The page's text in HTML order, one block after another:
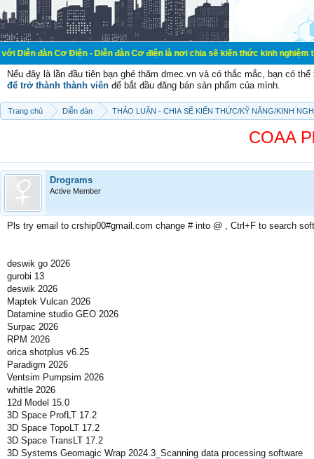
Cơ Điện - Diễn đàn Cơ điện là nơi chia sẽ kiến thức kinh nghiệm trong
Nếu đây là lần đầu tiên bạn ghé thăm dmec.vn và có thắc mắc, bạn có
để trở thành thành viên để bắt đầu đăng bán sản phẩm của mình.
Trang chủ Diễn đàn THẢO LUẬN - CHIA SẼ KIẾN THỨC/KỸ NĂNG/KINH
COAA
Drograms
Active Member
Pls try email to crship00#gmail.com change # into @ , Ctrl+F to search
deswik go 2026
gurobi 13
deswik 2026
Maptek Vulcan 2026
Datamine studio GEO 2026
Surpac 2026
RPM 2026
orica shotplus v6.25
Paradigm 2026
Ventsim Pumpsim 2026
whittle 2026
12d Model 15.0
3D Space ProfLT 17.2
3D Space TopoLT 17.2
3D Space TransLT 17.2
3D Systems Geomagic Wrap 2024.3_Scanning data processing software